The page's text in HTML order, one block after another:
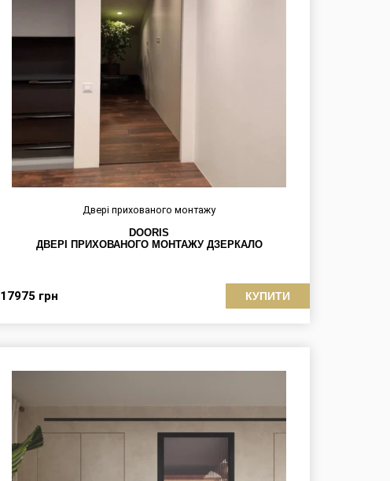
Двері прихованого монтажу
DOORIS
ДВЕРІ ПРИХОВАНОГО МОНТАЖУ ДЗЕРКАЛО
17975 грн КУПИТИ